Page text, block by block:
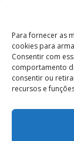
Para fornecer as
cookies para
Consentir com
comportamento
consentir ou
recursos e